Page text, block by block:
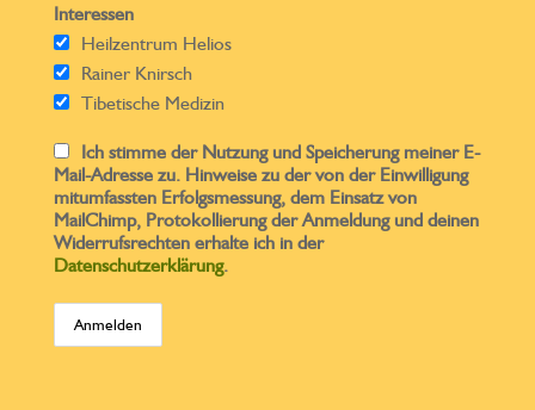
Interessen
Heilzentrum Helios
Rainer Knirsch
Tibetische Medizin
Ich stimme der Nutzung und Speicherung meiner E-
Mail-Adresse zu. Hinweise zu der von der Einwilligung
mitumfassten Erfolgsmessung, dem Einsatz von
MailChimp, Protokollierung der Anmeldung und deinen
Widerrufsrechten erhalte ich in der
Datenschutzerklärung.